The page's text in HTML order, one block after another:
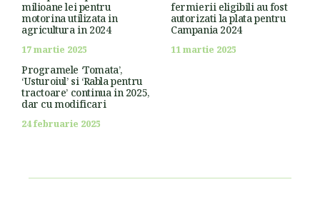
milioane lei pentru
motorina utilizata in
agricultura in 2024
17 martie 2025
fermierii eligibili au fost
autorizati la plata pentru
Campania 2024
11 martie 2025
Programele ‘Tomata’,
‘Usturoiul’ si ‘Rabla pentru
tractoare’ continua in 2025,
dar cu modificari
24 februarie 2025